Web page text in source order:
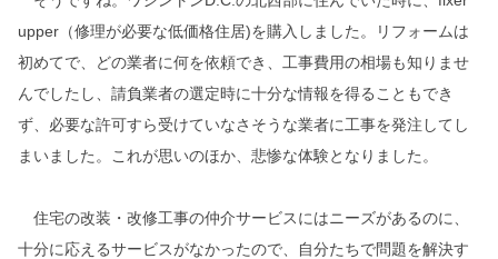
upper（修理が必要な低価格住居)を購入しました。リフォームは
初めてで、どの業者に何を依頼でき、工事費用の相場も知りませ
んでしたし、請負業者の選定時に十分な情報を得ることもでき
ず、必要な許可すら受けていなさそうな業者に工事を発注してし
まいました。これが思いのほか、悲惨な体験となりました。
住宅の改装・改修工事の仲介サービスにはニーズがあるのに、
十分に応えるサービスがなかったので、自分たちで問題を解決す